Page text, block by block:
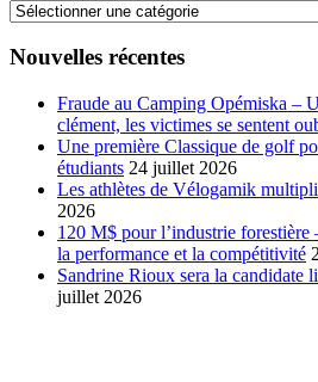
Nouvelles récentes
Fraude au Camping Opémiska –
clément, les victimes se sentent
Une première Classique de golf
étudiants 24 juillet 2026
Les athlètes de Vélogamik
2026
120 M$ pour l’industrie
la performance et la compétitivité
Sandrine Rioux sera la candidate
juillet 2026